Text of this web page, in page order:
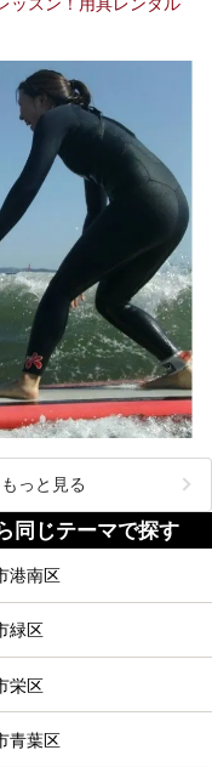
日帰り温泉 龍宮殿本館
としての「箱根 芦ノ湖畔
」の両方の魅力をたっぷ
龍神社、箱根元宮と箱根の
ットです。
ホテルズワールドワイド
泉 龍宮殿のPR記事です。
っと見る
同じテーマで探す
港南区
緑区
栄区
青葉区